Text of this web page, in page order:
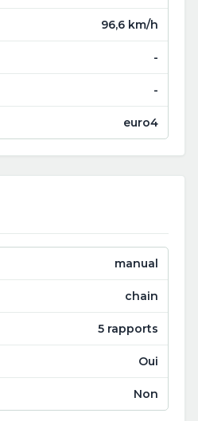
96,6 km/h
-
-
euro4
manual
chain
5 rapports
Oui
Non